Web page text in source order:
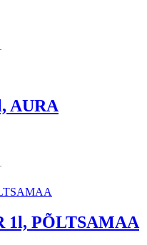
AURA
1l, PÕLTSAMAA